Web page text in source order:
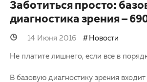
Заботиться просто:
диагностика зрения –
14 Июня 2016 Новости
Не платите лишнего, если все в
В базовую диагностику зрения